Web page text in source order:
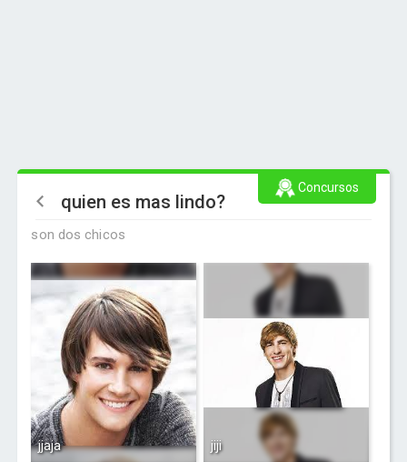
Concursos
quien es mas lindo?
son dos chicos
jjaja jiji